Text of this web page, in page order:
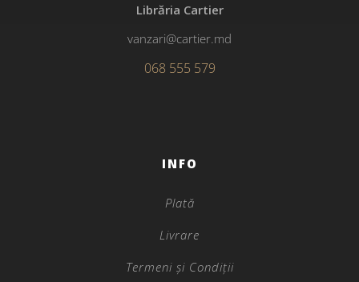
Librăria Cartier
vanzari@cartier.md
068 555 579
INFO
Plată
Livrare
Termeni și Condiții